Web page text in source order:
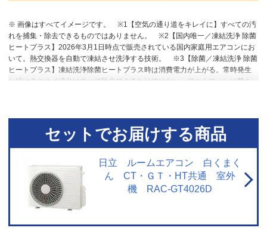
※ 画像はすべてイメージです。
※1【空気の通り道をキレイに】すべての汚
れを捕集・除去できるものではありません。
※2【国内唯一／凍結洗浄 除菌
ヒートプラス】2026年3月1日時点で販売されている国内家庭用エアコンにお
いて。熱交換器を自動で凍結させ洗浄する技術。
※3【除菌／凍結洗浄 除菌
ヒートプラス】凍結洗浄除菌ヒートプラス時は消費電力が上がる。常時発生
し続けるニオイ成分はすべて除去できるわけではない。アルミフィンに菌を
※5【浮遊物質を捕集・抑制/ニオイを抑制】閉鎖された実験設備に
おける試験結果によるもので、実使用空間での効果を示すものではありませ
ん。
※6【内部のカビを抑制／カビバスター】約20分間。室温・湿度が上昇
する場合あり。工場出荷時は設定されておらずお客様ご自身による設定が必
※7【国内唯一／ステンレス・クリーン システム】2026年3月1日時点
で販売されている国内家庭用エアコンにおいて。通風路、フラップにステン
レスを採用。
※8【最上位モデルにも搭載／凍結洗浄 除菌ヒートプラス】X
シリーズ搭載「凍結洗浄ヒートプラス」とは加熱温度が異なる。手動運転の
満足度。2023年11月調査。N=6,455。
※10【フィルター掃除で約10％の省
セットでお届けする商品
日立 ルームエアコン 白くまく
ん CT・ＧＴ・HT共通 室外
機 RAC-GT4026D